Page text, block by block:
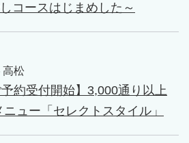
コースはじまめした～
高松
予約受付開始】3,000通り以上
ュー「セレクトスタイル」